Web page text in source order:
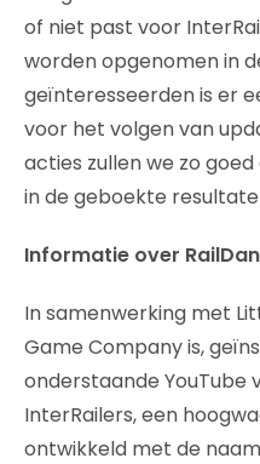
of niet past voor
worden opgenomen in
geïnteresseerden is er
voor het volgen van
acties zullen we zo
in de geboekte
Informatie over
In samenwerking met
Game Company is,
onderstaande YouTube
InterRailers, een
ontwikkeld met de